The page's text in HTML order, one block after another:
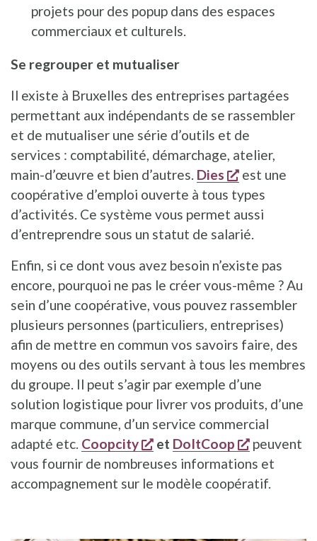
projets pour des popup dans des espaces
commerciaux et culturels.
Se regrouper et mutualiser
Il existe à Bruxelles des entreprises partagées
permettant aux indépendants de se rassembler
et de mutualiser une série d’outils et de
services : comptabilité, démarchage, atelier,
main-d’œuvre et bien d’autres. Dies s'ouvre
est une
coopérative d’emploi ouverte à tous types
d’activités. Ce système vous permet aussi
d’entreprendre sous un statut de salarié.
Enfin, si ce dont vous avez besoin n’existe pas
encore, pourquoi ne pas le créer vous-même ? Au
sein d’une coopérative, vous pouvez rassembler
plusieurs personnes (particuliers, entreprises)
afin de mettre en commun vos savoirs faire, des
moyens ou des outils servant à tous les membres
du groupe. Il peut s’agir par exemple d’une
solution logistique pour livrer vos produits, d’une
marque commune, d’un service commercial
adapté etc. Coopcity s'ouvre dans une
et DoItCoop s'ouvre
peuvent
vous fournir de nombreuses informations et
accompagnement sur le modèle coopératif.